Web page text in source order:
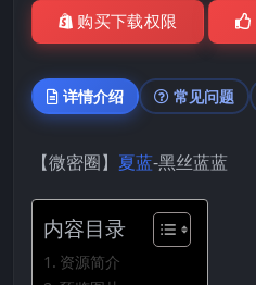
购买下载权限
详情介绍 常见问题
【微密圈】 夏蓝-黑丝蓝蓝
内容目录
资源简介